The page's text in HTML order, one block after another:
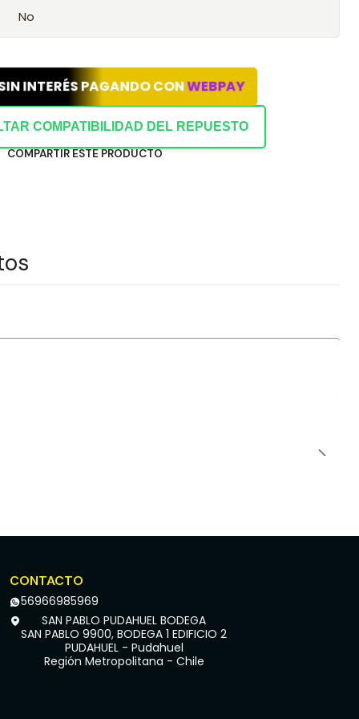
No
INTERÉS PAGANDO CONWEBPAY
COMPATIBILIDAD DEL REPUESTO
COMPARTIR ESTE PRODUCTO
CONTACTO
56966985969
SAN PABLO PUDAHUEL BODEGA
SAN PABLO 9900, BODEGA 1 EDIFICIO 2
PUDAHUEL - Pudahuel
Región Metropolitana - Chile